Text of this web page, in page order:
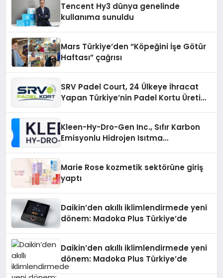
Tencent Hy3 dünya genelinde
kullanıma sunuldu
Mars Türkiye’den “Köpeğini İşe Götür
Haftası” çağrısı
SRV Padel Court, 24 Ülkeye İhracat
Yapan Türkiye’nin Padel Kortu Üretim
Kleen-Hy-Dro-Gen Inc., Sıfır Karbon
Emisyonlu Hidrojen Isıtma
Marie Rose kozmetik sektörüne giriş
yaptı
Daikin’den akıllı iklimlendirmede yeni
dönem: Madoka Plus Türkiye’de
Daikin’den akıllı iklimlendirmede yeni
dönem: Madoka Plus Türkiye’de